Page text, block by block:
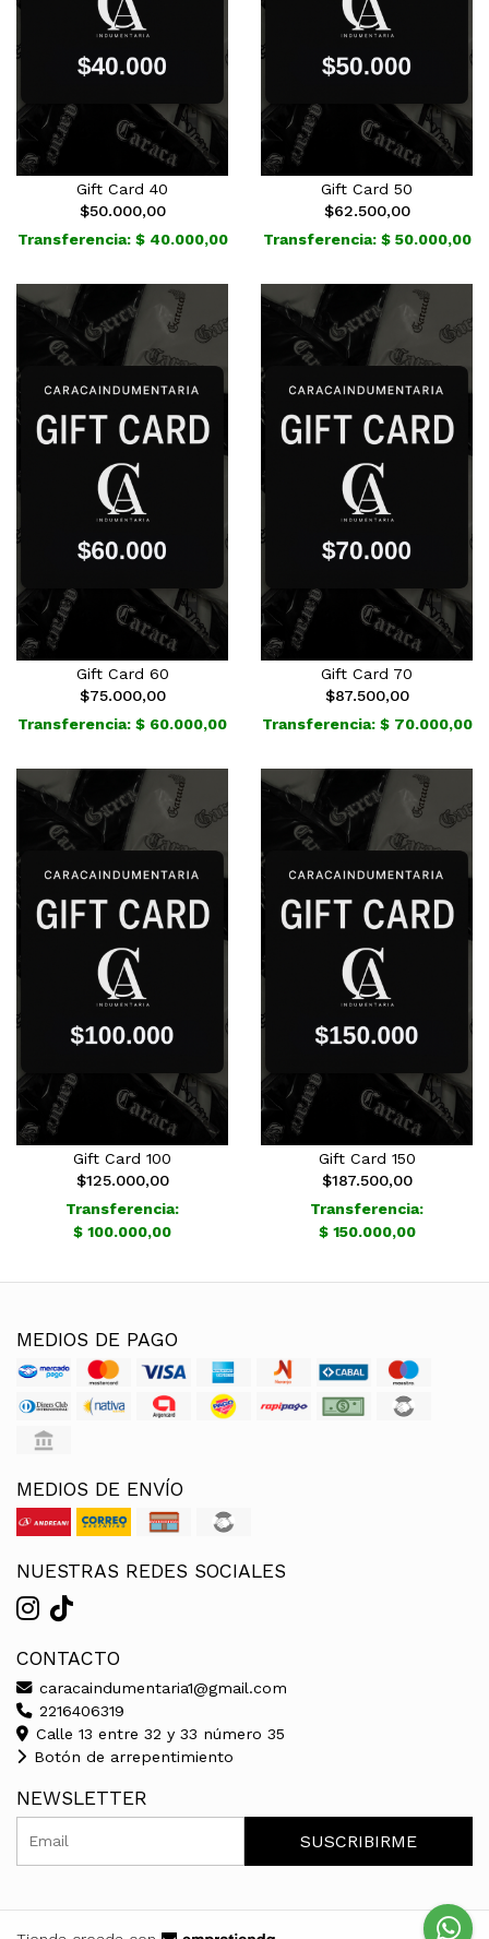
Gift Card 40
$50.000,00
Transferencia: $ 40.000,00
Gift Card 50
$62.500,00
Transferencia: $ 50.000,00
Gift Card 60
$75.000,00
Transferencia: $ 60.000,00
Gift Card 70
$87.500,00
Transferencia: $ 70.000,00
Gift Card 100
$125.000,00
Transferencia:
$ 100.000,00
Gift Card 150
$187.500,00
Transferencia:
$ 150.000,00
MEDIOS DE PAGO
MEDIOS DE ENVÍO
NUESTRAS REDES SOCIALES
CONTACTO
caracaindumentaria1@gmail.com
2216406319
Calle 13 entre 32 y 33 número 35
Botón de arrepentimiento
NEWSLETTER
SUSCRIBIRME